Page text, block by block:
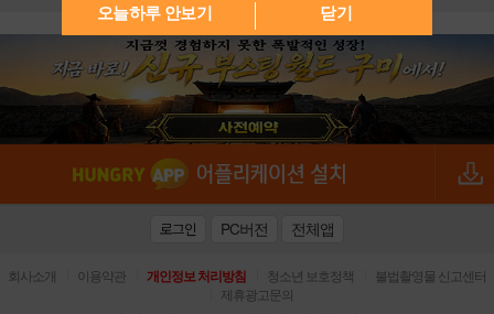
오늘하루 안보기 닫기
로그인 PC버전 전체앱
회사소개 이용약관 개인정보 처리방침 청소년 보호정책 불법촬영물 신고센터
제휴광고문의